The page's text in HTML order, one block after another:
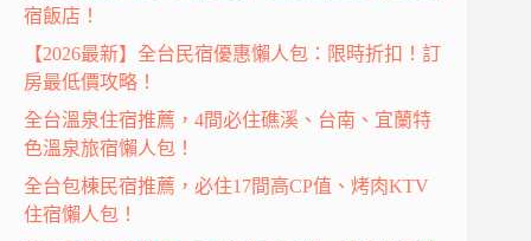
宿飯店！
【2026最新】全台民宿優惠懶人包：限時折扣！訂
房最低價攻略！
全台溫泉住宿推薦，4間必住礁溪、台南、宜蘭特
色溫泉旅宿懶人包！
全台包棟民宿推薦，必住17間高CP值、烤肉KTV
住宿懶人包！